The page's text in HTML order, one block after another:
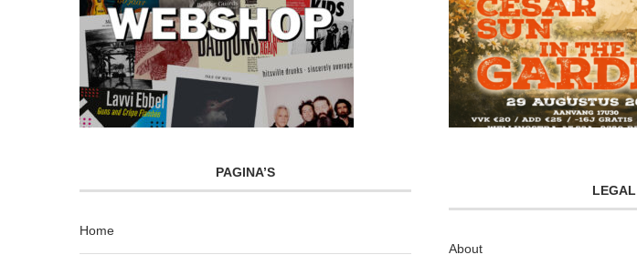
PAGINA’S
Home
LEGAL
About